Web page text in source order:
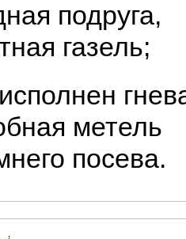
подруга,
газель;
метель
посева.